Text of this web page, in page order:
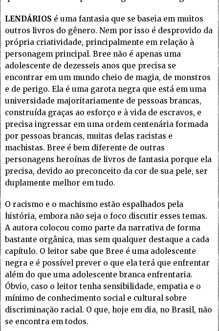
LENDÁRIOS é uma fantasia que se baseia em muitos
outros livros do gênero. Nem por isso é desprovido da
própria criatividade, principalmente em relação à
personagem principal. Bree não é apenas uma
adolescente de dezesseis anos que precisa se
encontrar em um mundo cheio de magia, de monstros
e de perigo. Ela é uma garota negra que está em uma
universidade majoritariamente de pessoas brancas,
construída graças ao esforço e à vida de escravos, e
precisa ingressar em uma ordem centenária formada
por pessoas brancas, muitas delas racistas e
machistas. Bree é bem diferente de outras
personagens heroínas de livros de fantasia porque ela
precisa, devido ao preconceito da cor de sua pele, ser
duplamente melhor em tudo.
O racismo e o machismo estão espalhados pela
história, embora não seja o foco discutir esses temas.
A autora colocou como parte da narrativa de forma
bastante orgânica, mas sem qualquer destaque a cada
capítulo. O leitor sabe que Bree é uma adolescente
negra e é possível prever o que ela terá que enfrentar
além do que uma adolescente branca enfrentaria.
Óbvio, caso o leitor tenha sensibilidade, empatia e o
mínimo de conhecimento social e cultural sobre
discriminação racial. O que, hoje em dia, no Brasil, não
se encontra em todos.